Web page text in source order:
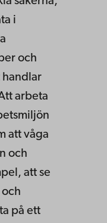
i
och
handlar
arbeta
att våga
och
att se
på ett